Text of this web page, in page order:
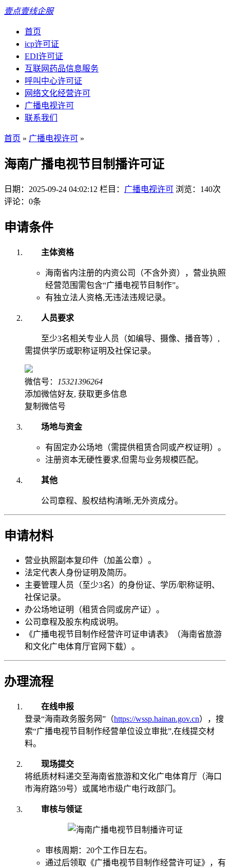
壹点壹线企服
首页
icp许可证
EDI许可证
互联网药品信息服务
呼叫中心许可证
网络文化经营许可
广播电视许可
联系我们
首页 » 广播电视许可 »
海南广播电视节目制播许可证
日期：2025-09-24 04:02:12 栏目： 广播电视许可 浏览：140次
评论：0条
申请条件
主体资格
海南省内注册的内资公司（不含外资），营业执照
经营范围需包含“广播电视节目制作”。
有独立法人资格,无违法违规记录。
人员要求
至少3名相关专业人员（如编导、摄像、播音等）,
需提供学历或职称证明及社保记录。
微信号：
15321396264
添加微信好友, 获取更多信息
复制微信号
场地与资金
有固定办公场地（需提供租赁合同或产权证明）。
注册资本无硬性要求,但需与业务规模匹配。
其他
公司章程、股权结构清晰,无外资成分。
申请材料
营业执照副本复印件（加盖公章）。
法定代表人身份证明及简历。
主要管理人员（至少3名）的身份证、学历/职称证明、
社保记录。
办公场地证明（租赁合同或房产证）。
公司章程及股东构成说明。
《广播电视节目制作经营许可证申请表》（海南省旅游
和文化广电体育厅官网下载）。
办理流程
在线申报
登录“海南政务服务网”（https://wssp.hainan.gov.cn），搜
索“广播电视节目制作经营单位设立审批”,在线提交材
料。
现场提交
将纸质材料递交至海南省旅游和文化广电体育厅（海口
市海府路59号）或属地市级广电行政部门。
审核与领证
审核周期：20个工作日左右。
通过后领取《广播电视节目制作经营许可证》，有